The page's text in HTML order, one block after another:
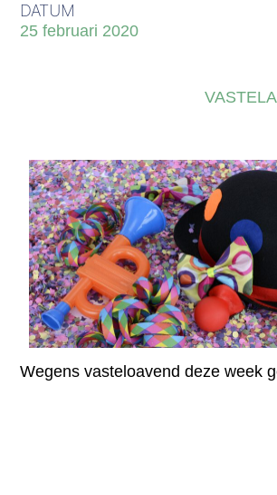
DATUM
25 februari 2020
Wegens vasteloavend deze week